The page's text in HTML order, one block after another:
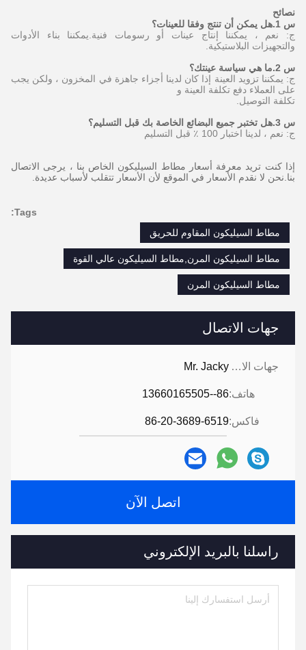
جهات الاتصال
جهات الاتصال: Mr. Jacky
هاتف:86--13660165505
فاكس:86-20-3689-6519
اتصل الآن
راسلنا بالبريد الإلكتروني
نصائح
س 1.هل يمكن أن تنتج وفقا للعينات؟
ج: نعم ، يمكننا إنتاج عينات أو رسومات فنية.يمكننا بناء الأدوات
والتجهيزات البلاستيكية.
س 2.ما هي سياسة عينتك؟
ج: يمكننا تزويد العينة إذا كان لدينا أجزاء جاهزة في المخزون ، ولكن يجب
على العملاء دفع تكلفة العينة و
تكلفة التوصيل.
س 3.هل تختبر جميع البضائع الخاصة بك قبل التسليم؟
ج: نعم ، لدينا اختبار 100 ٪ قبل التسليم
إذا كنت تريد معرفة أسعار مطاط السيليكون الخاص بنا ، يرجى الاتصال
بنا.نحن لا نقدم الأسعار في الموقع لأن الأسعار تتقلب لأسباب عديدة.
Tags:
مطاط السيليكون المقاوم للحريق
مطاط السيليكون المرن,مطاط السيليكون عالي القوة
مطاط السيليكون المرن